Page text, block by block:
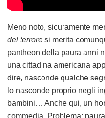
Meno noto, sicuramente
del terrore si merita
pantheon della paura anni
una cittadina americana
dire, nasconde qualche
lo nasconde proprio negli
bambini… Anche qui, un
commedia. Problema: